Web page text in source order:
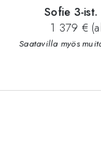
Sofie 3-ist.
1 379 €
Saatavilla myös